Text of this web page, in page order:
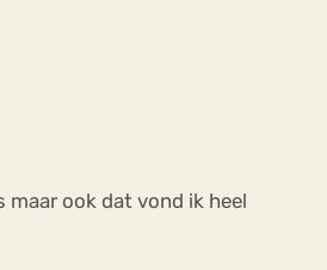
maar ook dat vond ik heel